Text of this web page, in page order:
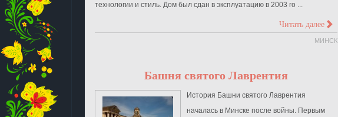
технологии и стиль. Дом был сдан в эксплуатацию в 2003 го ...
Читать далее>
МИНСК
Башня святого Лаврентия
История Башни святого Лаврентия
началась в Минске после войны. Первым